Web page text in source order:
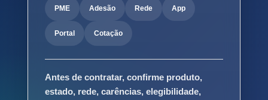
PME Adesão Rede App
Portal Cotação
Antes de contratar, confirme produto,
estado, rede, carências, elegibilidade,